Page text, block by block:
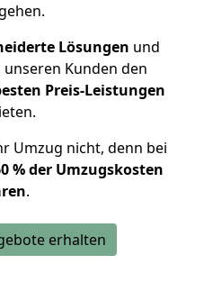
Lösungen und
Kunden den
Preis-Leistungen
Umzug nicht, denn bei
% der Umzugskosten
.
erhalten